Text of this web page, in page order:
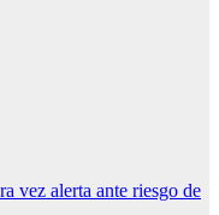
vez alerta ante riesgo de